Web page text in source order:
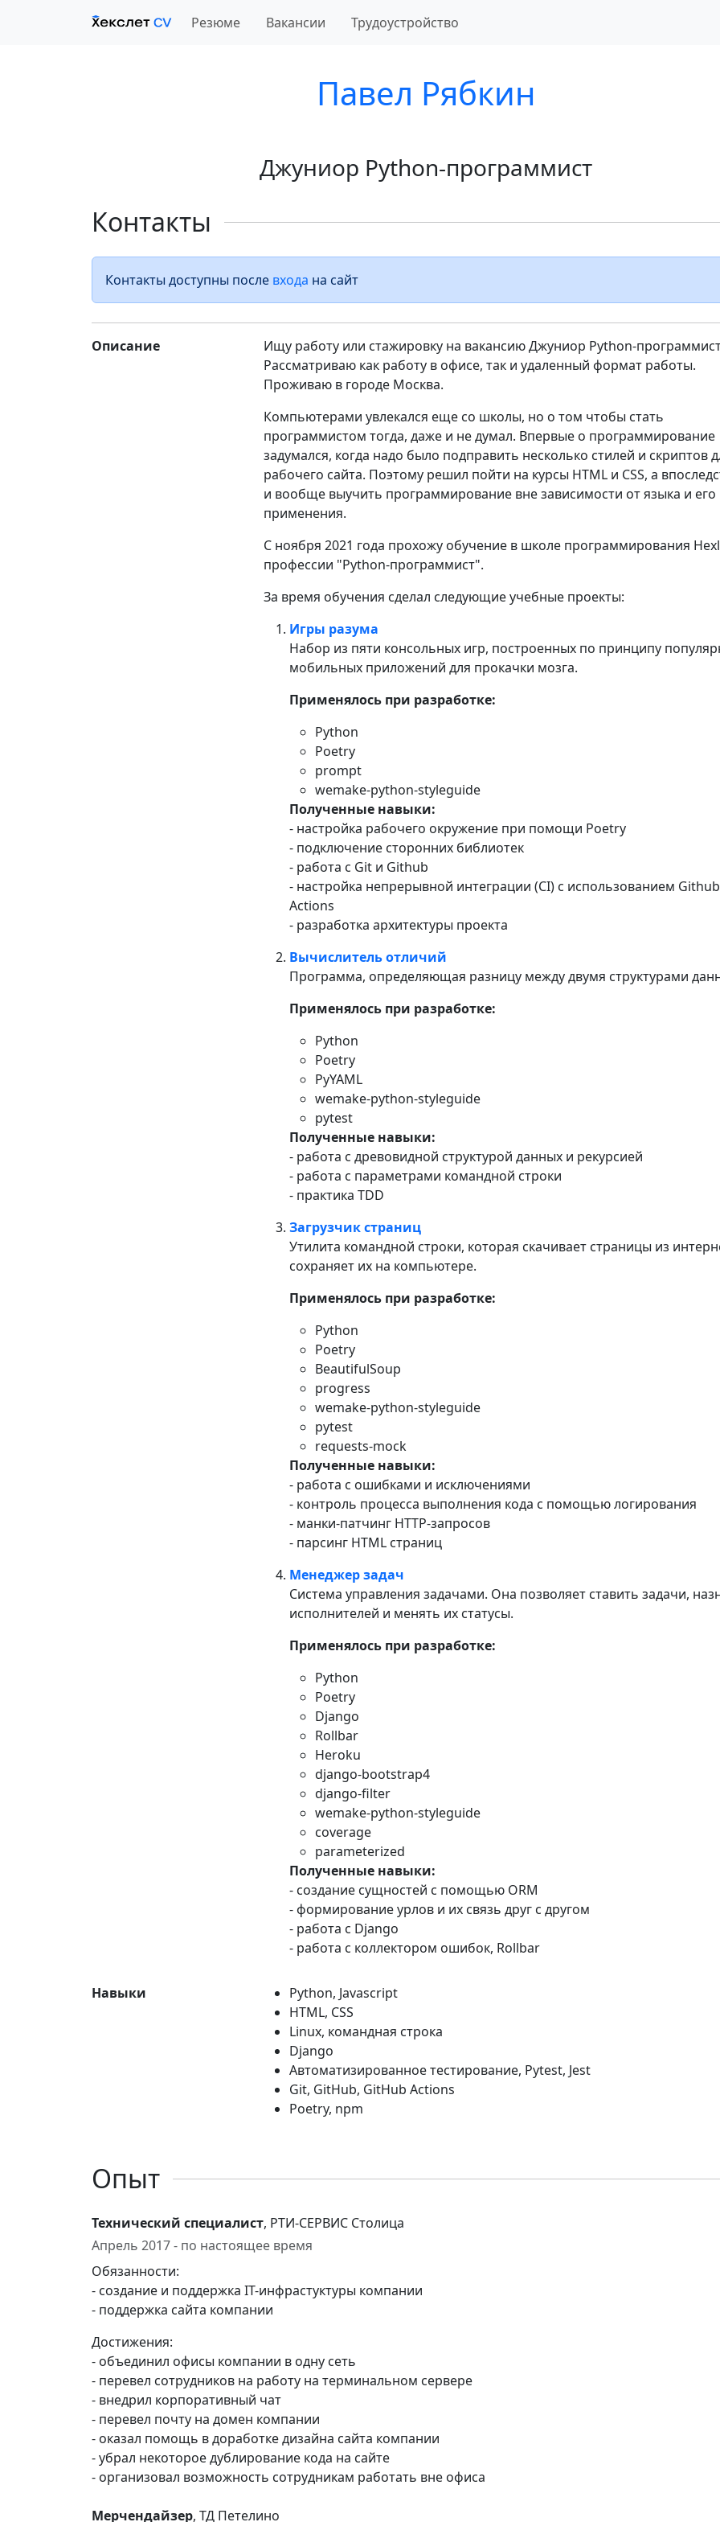
Резюме Вакансии Трудоустройство
Павел Рябкин
Джуниор Python-программист
Контакты
Контакты доступны после входа на сайт
Описание
Ищу работу или стажировку на вакансию Джуниор Python-
Рассматриваю как работу в офисе, так и удаленный формат работы.
Проживаю в городе Москва.
Компьютерами увлекался еще со школы, но о том чтобы стать
программистом тогда, даже и не думал. Впервые о программирование
задумался, когда надо было подправить несколько стилей и скриптов
рабочего сайта. Поэтому решил пойти на курсы HTML и CSS, а
и вообще выучить программирование вне зависимости от языка и его
применения.
С ноября 2021 года прохожу обучение в школе программирования
профессии "Python-программист".
За время обучения сделал следующие учебные проекты:
Игры разума
Набор из пяти консольных игр, построенных по принципу
мобильных приложений для прокачки мозга.
Применялось при разработке:
Python
Poetry
prompt
wemake-python-styleguide
Полученные навыки:
- настройка рабочего окружение при помощи Poetry
- подключение сторонних библиотек
- работа с Git и Github
- настройка непрерывной интеграции (CI) с использованием Github
Actions
- разработка архитектуры проекта
Вычислитель отличий
Программа, определяющая разницу между двумя структурами
Применялось при разработке:
Python
Poetry
PyYAML
wemake-python-styleguide
pytest
Полученные навыки:
- работа с древовидной структурой данных и рекурсией
- работа с параметрами командной строки
- практика TDD
Загрузчик страниц
Утилита командной строки, которая скачивает страницы из
сохраняет их на компьютере.
Применялось при разработке:
Python
Poetry
BeautifulSoup
progress
wemake-python-styleguide
pytest
requests-mock
Полученные навыки:
- работа с ошибками и исключениями
- контроль процесса выполнения кода с помощью логирования
- манки-патчинг HTTP-запросов
- парсинг HTML страниц
Менеджер задач
Система управления задачами. Она позволяет ставить задачи,
исполнителей и менять их статусы.
Применялось при разработке:
Python
Poetry
Django
Rollbar
Heroku
django-bootstrap4
django-filter
wemake-python-styleguide
coverage
parameterized
Полученные навыки:
- создание сущностей с помощью ORM
- формирование урлов и их связь друг с другом
- работа с Django
- работа с коллектором ошибок, Rollbar
Навыки
Python, Javascript
HTML, CSS
Linux, командная строка
Django
Автоматизированное тестирование, Pytest, Jest
Git, GitHub, GitHub Actions
Poetry, npm
Опыт
Технический специалист, РТИ-СЕРВИС Столица
Апрель 2017 - по настоящее время
Обязанности:
- создание и поддержка IT-инфрастуктуры компании
- поддержка сайта компании
Достижения:
- объединил офисы компании в одну сеть
- перевел сотрудников на работу на терминальном сервере
- внедрил корпоративный чат
- перевел почту на домен компании
- оказал помощь в доработке дизайна сайта компании
- убрал некоторое дублирование кода на сайте
- организовал возможность сотрудникам работать вне офиса
Мерчендайзер, ТД Петелино